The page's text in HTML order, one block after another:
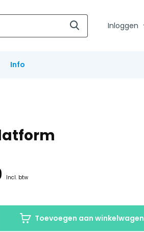
Inloggen
Info
Incl. btw
Toevoegen aan winkelwagen